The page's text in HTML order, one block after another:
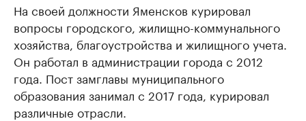
На своей должности Яменсков курировал
вопросы городского, жилищно-коммунального
хозяйства, благоустройства и жилищного учета.
Он работал в администрации города с 2012
года. Пост замглавы муниципального
образования занимал с 2017 года, курировал
различные отрасли.